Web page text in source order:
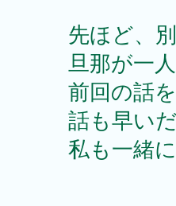
先ほど、
旦那が一
前回の話
話も早い
私も一緒